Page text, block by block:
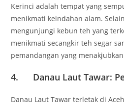
Kerinci adalah tempat yang
menikmati keindahan alam.
mengunjungi kebun teh yang
menikmati secangkir teh segar
pemandangan yang
4. Danau Laut Tawar:
Danau Laut Tawar terletak di